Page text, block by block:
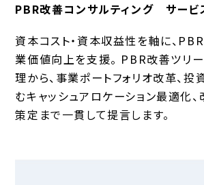
PBR改善コンサルティング サービ
資本コスト・資本収益性を軸に、
業価値向上を支援。 PBR改善ツリ
理から、事業ポートフォリオ改革、投
むキャッシュアロケーション最適化
策定まで一貫して提言します。